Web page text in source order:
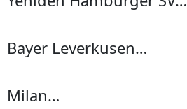
Bayer Leverkusen…
Milan…